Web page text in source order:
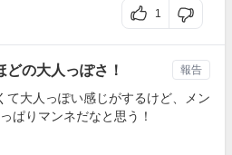
1
の大人っぽさ！
て大人っぽい感じがするけど、メン
ぱりマンネだなと思う！
報告